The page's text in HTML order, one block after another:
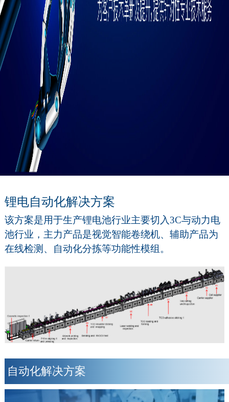
锂电自动化解决方案
该方案是用于生产锂电池行业主要切入3C与动力电
池行业，主力产品是视觉智能卷绕机、辅助产品为
在线检测、自动化分拣等功能性模组。
自动化解决方案